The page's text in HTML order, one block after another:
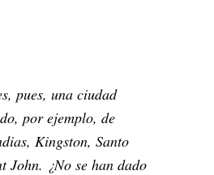
pues, una ciudad
por ejemplo, de
Kingston, Santo
John. ¿No se han dado